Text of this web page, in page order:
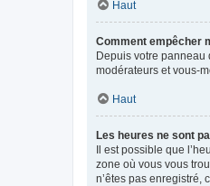
Haut
Comment empêcher
Depuis votre panneau
modérateurs et vous-
Haut
Les heures ne sont
Il est possible que
zone où vous vous
n’êtes pas enregistré,